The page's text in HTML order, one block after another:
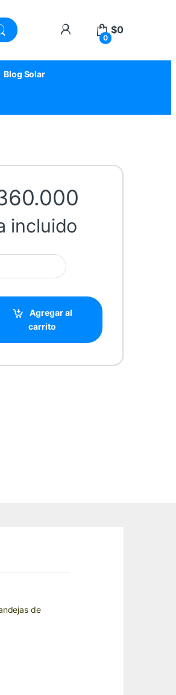
My Account
0
$0
Blog Solar
incluido
Baterías Litio Gruntek 6 x UP 5000
Agregar al
carrito
de